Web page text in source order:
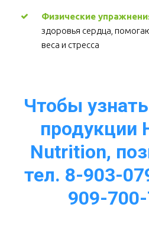
Физические
здоровья сердца,
веса и стресса
Чтобы
продукции
Nutrition,
тел. 8-903-
909-